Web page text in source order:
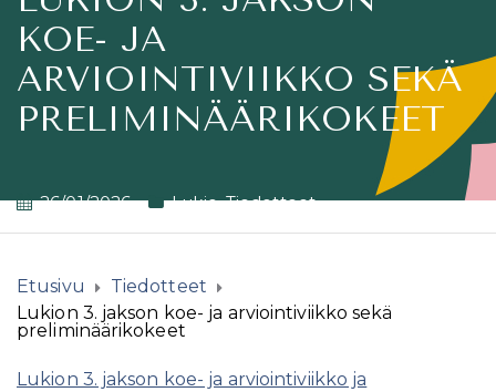
KOE- JA
ARVIOINTIVIIKKO SEKÄ
PRELIMINÄÄRIKOKEET
26/01/2026 Lukio,Tiedotteet
Etusivu
Tiedotteet
Lukion 3. jakson koe- ja arviointiviikko sekä
preliminäärikokeet
Lukion 3. jakson koe- ja arviointiviikko ja